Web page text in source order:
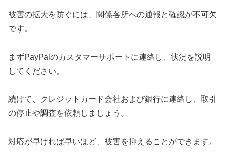
被害の拡大を防ぐには、関係各所への通報と確認が不可欠
です。
まずPayPalのカスタマーサポートに連絡し、状況を説明
してください。
続けて、クレジットカード会社および銀行に連絡し、取引
の停止や調査を依頼しましょう。
対応が早ければ早いほど、被害を抑えることができます。